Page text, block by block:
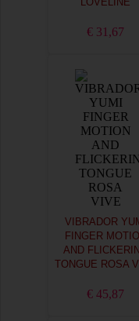
LOVELINE
€ 31,67
VIBRADOR
FINGER
AND
TONGUE ROSA
€ 45,87